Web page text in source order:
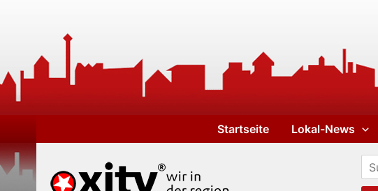
Startseite Lokal-News